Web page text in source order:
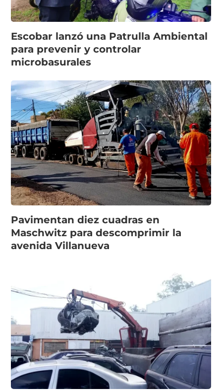
Escobar lanzó una Patrulla Ambiental
para prevenir y controlar
microbasurales
Pavimentan diez cuadras en
Maschwitz para descomprimir la
avenida Villanueva